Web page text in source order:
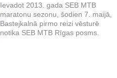
Ievadot 2013. gada SEB MTB
maratonu sezonu, šodien 7. maijā,
Bastejkalnā pirmo reizi vēsturē
notika SEB MTB Rīgas posms.